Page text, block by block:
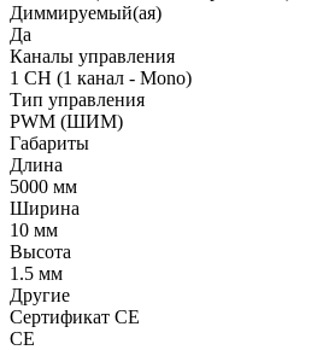
Диммируемый(ая)
Да
Каналы управления
1 CH (1 канал - Mono)
Тип управления
PWM (ШИМ)
Габариты
Длина
5000 мм
Ширина
10 мм
Высота
1.5 мм
Другие
Сертификат CE
CE